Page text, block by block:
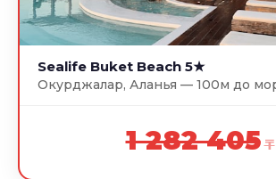
Sealife Buket Beach 5★
Окурджалар, Аланья — 100м до
1 282 405 ₸